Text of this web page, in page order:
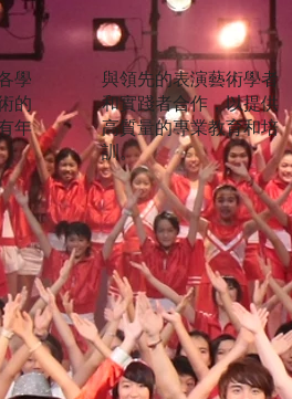
學
的
年
與領先的表演藝術學者
和實踐者合作，以提供
高質量的專業教育和培
訓。